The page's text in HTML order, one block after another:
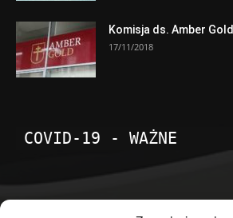
Komisja ds. Amber
17/11/2018
COVID-19 - WAŻNE